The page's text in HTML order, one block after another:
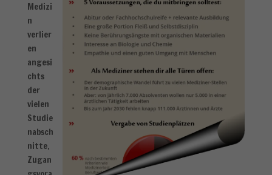
Medizi
n
verlier
en
angesi
chts
der
vielen
Studie
nabsch
nitte,
Zugan